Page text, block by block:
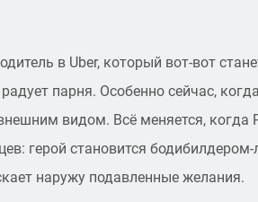
в Uber, который вот-вот
парня. Особенно сейчас,
видом. Всё меняется, когда
герой становится
наружу подавленные желания.